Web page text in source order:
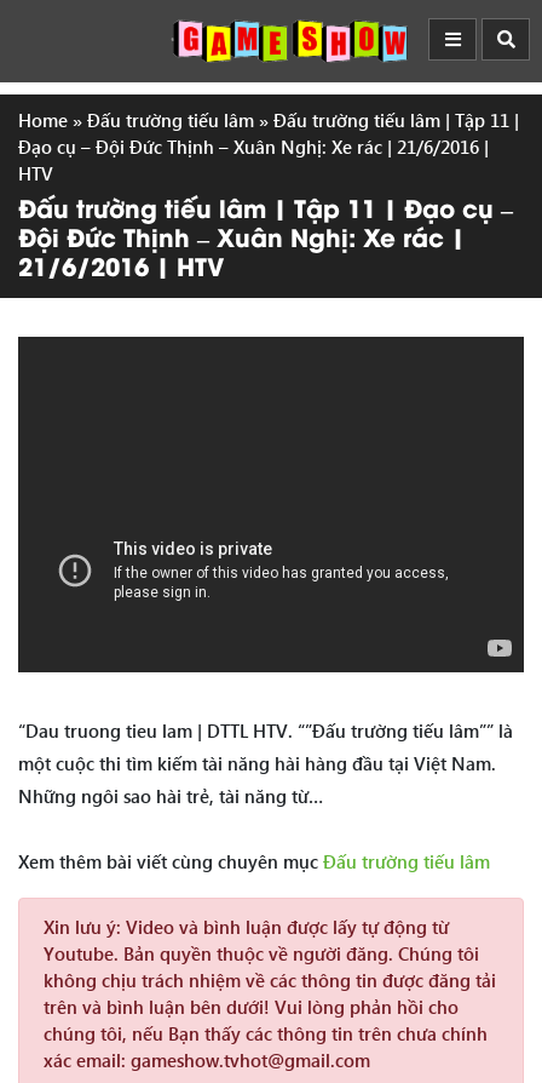
Home » Đấu trường tiếu lâm » Đấu trường tiếu lâm | Tập 11 |
Đạo cụ – Đội Đức Thịnh – Xuân Nghị: Xe rác | 21/6/2016 |
HTV
Đấu trường tiếu lâm | Tập 11 | Đạo cụ –
Đội Đức Thịnh – Xuân Nghị: Xe rác |
21/6/2016 | HTV
“Dau truong tieu lam | DTTL HTV. “”Đấu trường tiếu lâm”” là
một cuộc thi tìm kiếm tài năng hài hàng đầu tại Việt Nam.
Những ngôi sao hài trẻ, tài năng từ…
Xem thêm bài viết cùng chuyên mục Đấu trường tiếu lâm
Xin lưu ý: Video và bình luận được lấy tự động từ
Youtube. Bản quyền thuộc về người đăng. Chúng tôi
không chịu trách nhiệm về các thông tin được đăng tải
trên và bình luận bên dưới! Vui lòng phản hồi cho
chúng tôi, nếu Bạn thấy các thông tin trên chưa chính
xác email: gameshow.tvhot@gmail.com